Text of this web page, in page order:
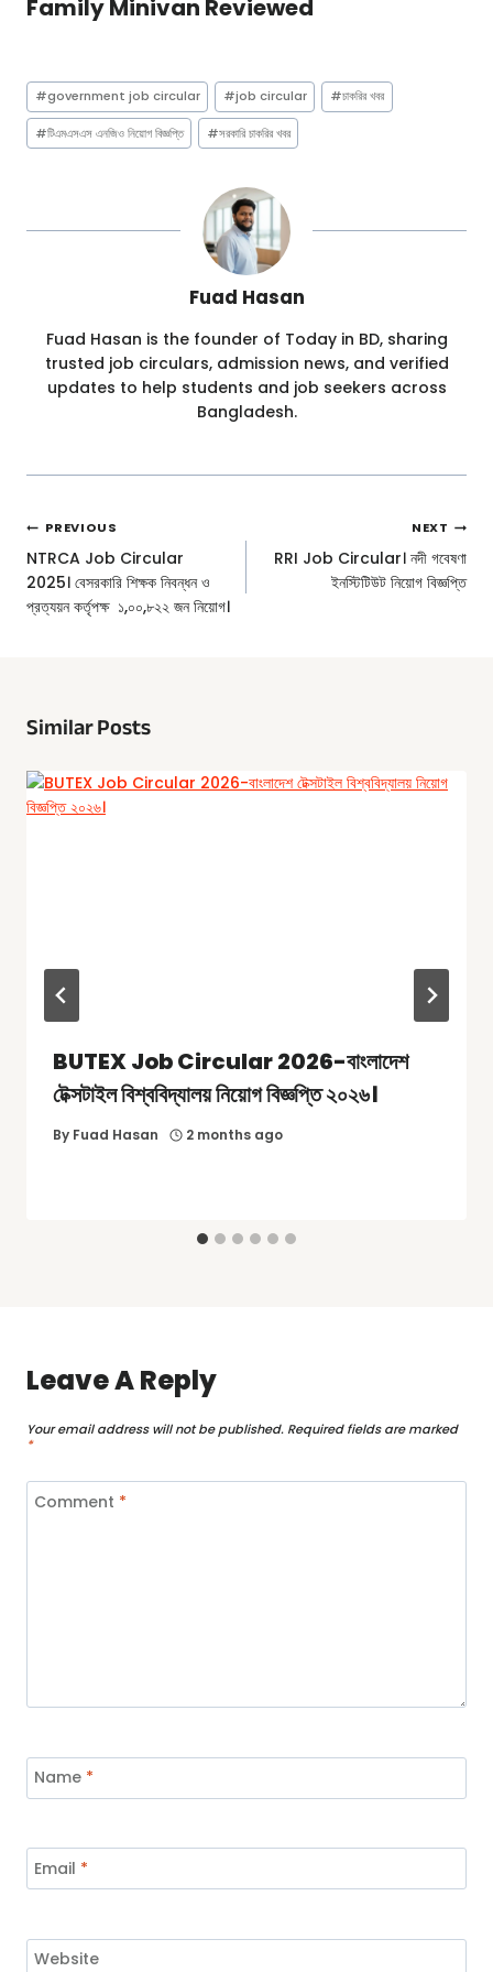
Family Minivan Reviewed
Post
Tags:
#government job circular #job circular #চাকরির খবর
#টিএমএসএস এনজিও নিয়োগ বিজ্ঞপ্তি #সরকারি চাকরির খবর
Fuad Hasan
Fuad Hasan is the founder of Today in BD, sharing
trusted job circulars, admission news, and verified
updates to help students and job seekers across
Bangladesh.
Post
Navigation
PREVIOUS
NTRCA Job Circular
2025। বেসরকারি শিক্ষক নিবন্ধন ও
প্রত্যয়ন কর্তৃপক্ষ ১,০০,৮২২ জন নিয়োগ।
NEXT
RRI Job Circular। নদী গবেষণা
ইনস্টিটিউট নিয়োগ বিজ্ঞপ্তি
Similar Posts
BUTEX Job Circular 2026-বাংলাদেশ
টেক্সটাইল বিশ্ববিদ্যালয় নিয়োগ বিজ্ঞপ্তি ২০২৬।
By Fuad Hasan 2 months ago
Leave A Reply
Your email address will not be published. Required fields are marked
*
Comment *
Name *
Email *
Website